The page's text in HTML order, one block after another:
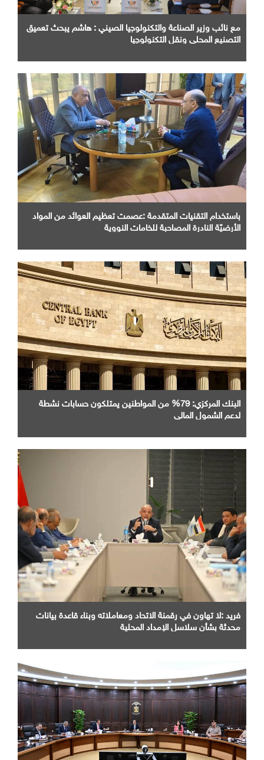
مع نائب وزير الصناعة والتكنولوجيا الصيني : هاشم يبحث تعميق
التصنيع المحلي ونقل التكنولوجيا
باستخدام التقنيات المتقدمة :عصمت تعظيم العوائد من المواد
الأرضيّة النادرة المصاحبة للخامات النووية
البنك المركزي: 79% من المواطنين يمتلكون حسابات نشطة
لدعم الشمول المالي
فريد :لا تهاون في رقمنة الاتحاد ومعاملاته وبناء قاعدة بيانات
محدثة بشأن سلاسل الإمداد المحلية